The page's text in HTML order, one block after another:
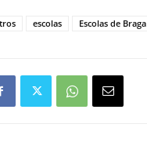
escolas Escolas de Braga